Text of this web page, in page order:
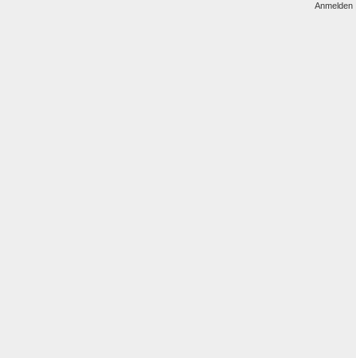
Anmelden|